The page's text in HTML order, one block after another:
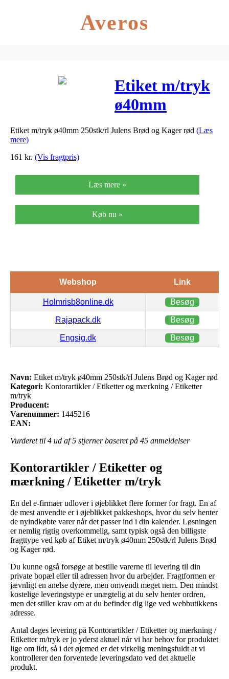
Averos
Etiket m/tryk
ø40mm
250stk/rl
Etiket m/tryk ø40mm 250stk/rl Julens Brød og Kager rød (Læs
mere)
161 kr. (Vis fragtpris)
Læs mere »
Køb nu »
Webshop Link
Holmrisb8online.dk Besøg
Rajapack.dk Besøg
Engsig.dk Besøg
Navn: Etiket m/tryk ø40mm 250stk/rl Julens Brød og Kager rød
Kategori: Kontorartikler / Etiketter og mærkning / Etiketter
m/tryk
Producent:
Varenummer: 1445216
EAN:
Vurderet til 4 ud af 5 stjerner baseret på 45 anmeldelser
Kontorartikler / Etiketter og
mærkning / Etiketter m/tryk
En del e-firmaer udlover i øjeblikket flere former for fragt. En af
de mest anvendte er i øjeblikket pakkeshops, hvor du selv henter
de nyindkøbte varer når det passer ind i din kalender. Løsningen
er nemlig rigtig overkommelig, samt typisk også den billigste
fragttype ved køb af Etiket m/tryk ø40mm 250stk/rl Julens Brød
og Kager rød.
Du kunne også forsøge at bestille varerne til levering til din
private bopæl eller til adressen hvor du arbejder. Fragtformen er
jævnligt en anelse dyrere, men omvendt meget nem. Den mindst
kostelige leveringstype er unægtelig at du selv henter ordren,
men det stiller krav om at du befinder dig lige ved webbutikkens
adresse.
Antal dages levering på Kontorartikler / Etiketter og mærkning /
Etiketter m/tryk er jo yderst aktuel når vi har behov for produktet
lige om lidt, så i det øjemed er det virkelig meningsfuldt at vi
kontrollerer den forventede leveringsdato ved det aktuelle
produkt.